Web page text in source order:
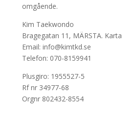
omgående.
Kim Taekwondo
Bragegatan 11, MÄRSTA. Karta
Email: info@kimtkd.se
Telefon: 070-8159941
Plusgiro: 1955527-5
Rf nr 34977-68
Orgnr 802432-8554